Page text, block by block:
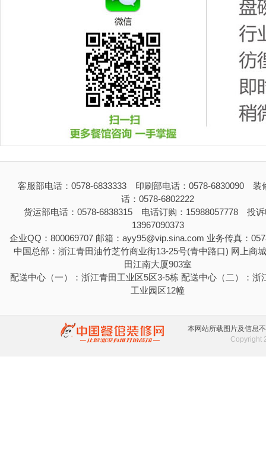
客服部电话：0578-6833333 印刷部电话：0578-6830090 装
话：0578-6802222
货运部电话：0578-6838315 电话订购：15988057778 投
13967090373
企业QQ：800069707 邮箱：ayy95@vip.sina.com 业务传真：
中国总部：浙江青田油竹芝竹商业街13-25号(青中路口) 网上商
田江南大厦903室
配送中心（一）：浙江青田工业区5区3-5栋 配送中心（二）：浙
工业园区12幢
本网站所载图片及信息
Copyright